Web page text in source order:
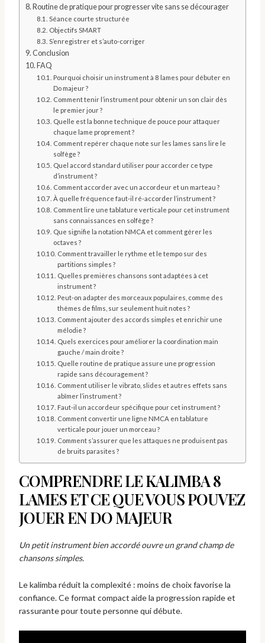
Routine de pratique pour progresser vite sans se décourager
Séance courte structurée
Objectifs SMART
S’enregistrer et s’auto-corriger
Conclusion
FAQ
Pourquoi choisir un instrument à 8 lames pour débuter en
Do majeur ?
Comment tenir l’instrument pour obtenir un son clair dès
le premier jour ?
Quelle est la bonne technique de pouce pour attaquer
chaque lame proprement ?
Comment repérer chaque note sur les lames sans lire le
solfège ?
Quel accord standard utiliser pour accorder ce type
d’instrument ?
Comment accorder avec un accordeur et un marteau ?
À quelle fréquence faut-il ré-accorder l’instrument ?
Comment lire une tablature verticale pour cet instrument
sans connaissances en solfège ?
Que signifie la notation NMCA et comment gérer les
octaves ?
Comment travailler le rythme et le tempo sur des
partitions simples ?
Quelles premières chansons sont adaptées à cet
instrument ?
Peut-on adapter des morceaux populaires, comme des
thèmes de films, sur seulement huit notes ?
Comment ajouter des accords simples et enrichir une
mélodie ?
Quels exercices pour améliorer la coordination main
gauche / main droite ?
Quelle routine de pratique assure une progression
rapide sans découragement ?
Comment utiliser le vibrato, slides et autres effets sans
abîmer l’instrument ?
Faut-il un accordeur spécifique pour cet instrument ?
Comment convertir une ligne NMCA en tablature
verticale pour jouer un morceau ?
Comment s’assurer que les attaques ne produisent pas
de bruits parasites ?
COMPRENDRE LE KALIMBA 8
LAMES ET CE QUE VOUS POUVEZ
JOUER EN DO MAJEUR
Un petit instrument bien accordé ouvre un grand champ de
chansons simples.
Le kalimba réduit la complexité : moins de choix favorise la
confiance. Ce format compact aide la progression rapide et
rassurante pour toute personne qui débute.